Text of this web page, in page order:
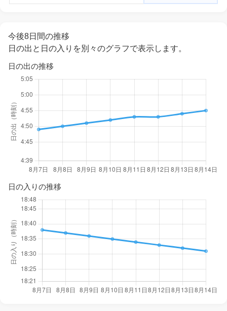
今後8日間の推移
日の出と日の入りを別々のグラフで表示します。
日の出の推移
日の入りの推移